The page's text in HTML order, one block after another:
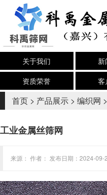
关于我们
资质荣誉
客
首页 > 产品展示 > 编织网 >
工业金属丝筛网
来源： 作者： 发布日期：2024-09-